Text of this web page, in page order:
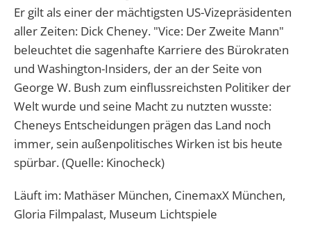
Er gilt als einer der mächtigsten US-Vizepräsidenten
aller Zeiten: Dick Cheney. "Vice: Der Zweite Mann"
beleuchtet die sagenhafte Karriere des Bürokraten
und Washington-Insiders, der an der Seite von
George W. Bush zum einflussreichsten Politiker der
Welt wurde und seine Macht zu nutzten wusste:
Cheneys Entscheidungen prägen das Land noch
immer, sein außenpolitisches Wirken ist bis heute
spürbar. (Quelle: Kinocheck)
Läuft im: Mathäser München, CinemaxX München,
Gloria Filmpalast, Museum Lichtspiele